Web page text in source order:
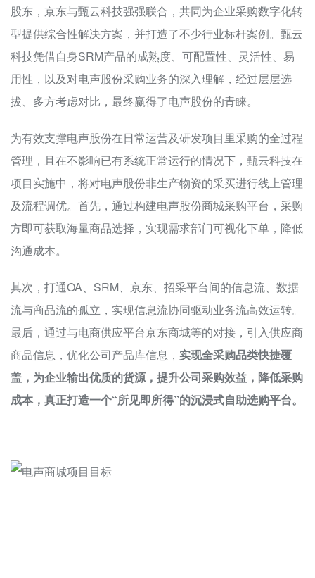
股东，京东与甄云科技强强联合，共同为企业采购数字化转
型提供综合性解决方案，并打造了不少行业标杆案例。甄云
科技凭借自身SRM产品的成熟度、可配置性、灵活性、易
用性，以及对电声股份采购业务的深入理解，经过层层选
拔、多方考虑对比，最终赢得了电声股份的青睐。
为有效支撑电声股份在日常运营及研发项目里采购的全过程
管理，且在不影响已有系统正常运行的情况下，甄云科技在
项目实施中，将对电声股份非生产物资的采买进行线上管理
及流程调优。首先，通过构建电声股份商城采购平台，采购
方即可获取海量商品选择，实现需求部门可视化下单，降低
沟通成本。
其次，打通OA、SRM、京东、招采平台间的信息流、数据
流与商品流的孤立，实现信息流协同驱动业务流高效运转。
最后，通过与电商供应平台京东商城等的对接，引入供应商
商品信息，优化公司产品库信息， 实现全采购品类快捷覆
盖， 为企业输出优质的货源，提升公司采购效益，降低采购
成本，真正打造一个“所见即所得”的沉浸式自助选购平台。